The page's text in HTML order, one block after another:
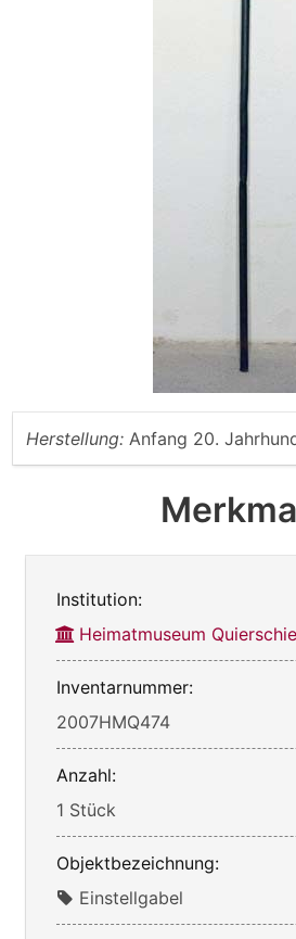
Herstellung: Anfang 20.
Institution:
Heimatmuseum
Inventarnummer:
2007HMQ474
Anzahl:
1 Stück
Objektbezeichnung:
Einstellgabel